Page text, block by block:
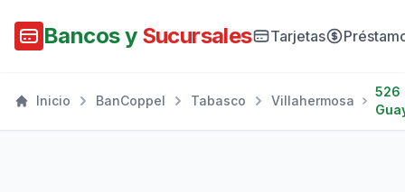
Bancos y Sucursales Tarjetas
Inicio BanCoppel Tabasco Villahermosa
526